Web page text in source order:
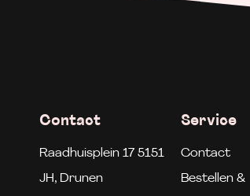
Contact
Raadhuisplein 17 5151
JH, Drunen
Service
Contact
Bestellen &